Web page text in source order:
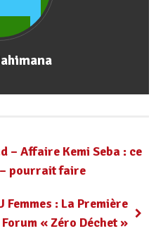
– Affaire Kemi Seba : ce
– pourrait faire
Femmes : La Première
« Zéro Déchet »